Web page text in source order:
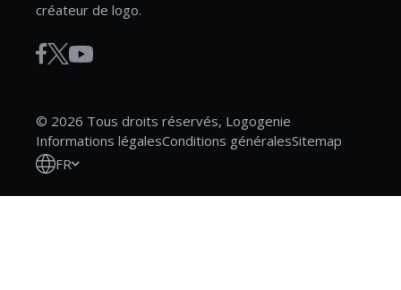
créateur de logo.
© 2026 Tous droits réservés, Logogenie
Informations légalesConditions généralesSitemap
FR